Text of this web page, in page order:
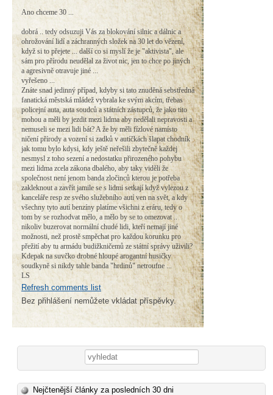
Ano chceme 30 ...
dobrá .. tedy odsuzuji Vás za blokování silnic a dálnic a
ohrožování lidí a záchranných složek na 30 let do vězení,
když si to přejete ... další co si myslí že je "aktivista", ale
sám pro přírodu neudělal za život nic, jen to chce po jiných
a agresivně otravuje jiné ...
vyřešeno ...
Znáte snad jedinný případ, kdyby si tato znuděná sebstředná
fanatická městská mládež vybrala ke svým akcím, třebas
policejní auta, auta soudců a státních zástupců, že jako tito
mohou a měli by jezdit mezi lidma aby nedělali nepravosti a
nemuseli se mezi lidi bát? A že by měli fízlové namísto
ničení přírody a vození si zadků v autíčkách šlapat chodník
jak tomu bylo kdysi, kdy ještě neřešili zbytečně každej
nesmysl z toho sezení a nedostatku přirozeného pohybu
mezi lidma zcela zákona dbalého, aby taky viděli že
společnost není jenom banda zločinců kterou je potřeba
zakleknout a zavřít jamile se s lidmi setkají když vylezou z
kanceláře resp ze svého služebního autí ven na svět, a kdy
všechny tyto autí benzíny platíme všichni z eráru, tedy o
tom by se rozhodvat mělo, a mělo by se to omezovat ..
nikoliv buzerovat normální chudé lidi, kteří nemají jiné
možnosti, než prostě smpěchat pro každou korunku pro
přežití aby tu armádu budižkničemů ze státní správy uživili?
Kdepak na suvčko drobné hloupé arogantní husičky
soudkyně si nikdy tahle banda "hrdinů" netroufne ...
LS
Refresh comments list
Bez přihlášení nemůžete vkládat příspěvky.
Vyhledávání
Nejčtenější články za posledních 30 dni